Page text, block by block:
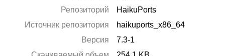
Репозиторий
HaikuPorts
Источник репозитория
haikuports_x86_64
Версия
7.3-1